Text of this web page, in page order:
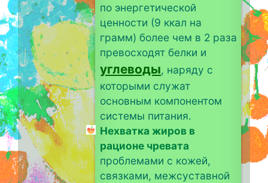
по энергетической
ценности (9 ккал на
грамм) более чем в 2 раза
превосходят белки и
углеводы, наряду с
которыми служат
основным компонентом
системы питания.
Нехватка жиров в
рационе чревата
проблемами с кожей,
связками, межсуставной